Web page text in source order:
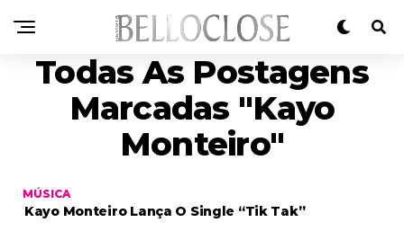
Todas As Postagens
Marcadas "Kayo
Monteiro"
MÚSICA
Kayo Monteiro Lança O Single “Tik Tak”